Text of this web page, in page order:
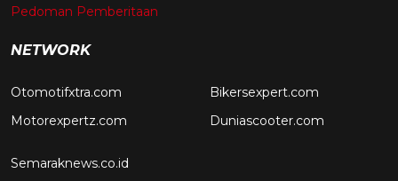
Pedoman Pemberitaan
NETWORK
Otomotifxtra.com
Motorexpertz.com
Bikersexpert.com
Duniascooter.com
Semaraknews.co.id